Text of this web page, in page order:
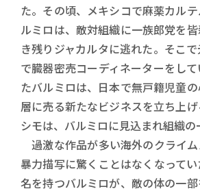
た。その頃、メキシコで麻薬カル
ルミロは、敵対組織に一族郎党を
き残りジャカルタに逃れた。そこ
で臓器密売コーディネーターをし
たバルミロは、日本で無戸籍児童
層に売る新たなビジネスを立ち上
シモは、バルミロに見込まれ組織の
過激な作品が多い海外のクライ
暴力描写に驚くことはなくなって
名を持つバルミロが、敵の体の一